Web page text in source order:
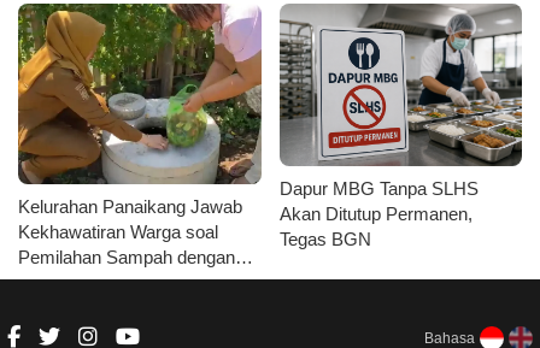
Kelurahan Panaikang Jawab
Kekhawatiran Warga soal
Pemilahan Sampah dengan
Fasilitas Lengkap
Dapur MBG Tanpa SLHS
Akan Ditutup Permanen,
Tegas BGN
Bahasa